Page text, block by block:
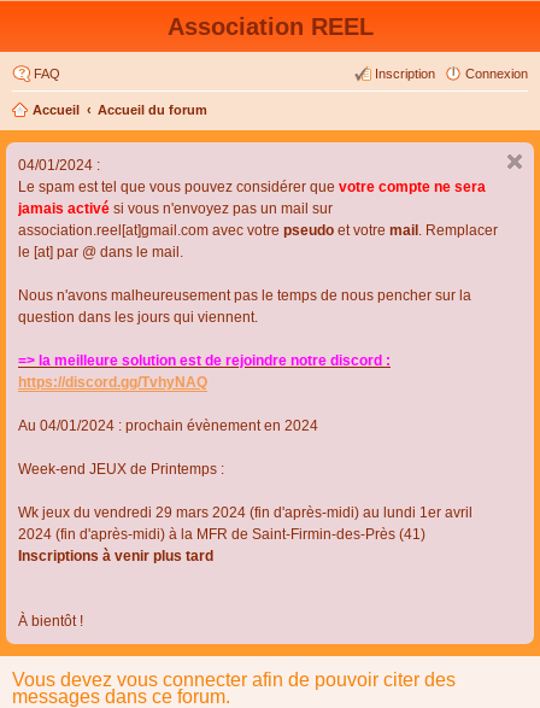
Association REEL
FAQ Connexion
Inscription
Accueil Accueil du forum
04/01/2024 :
Le spam est tel que vous pouvez considérer que votre compte ne sera
jamais activé si vous n'envoyez pas un mail sur
association.reel[at]gmail.com avec votre pseudo et votre mail . Remplacer
le [at] par @ dans le mail.
Nous n'avons malheureusement pas le temps de nous pencher sur la
question dans les jours qui viennent.
=> la meilleure solution est de rejoindre notre discord :
https://discord.gg/TvhyNAQ
Au 04/01/2024 : prochain évènement en 2024
Week-end JEUX de Printemps :
Wk jeux du vendredi 29 mars 2024 (fin d'après-midi) au lundi 1er avril
2024 (fin d'après-midi) à la MFR de Saint-Firmin-des-Près (41)
Inscriptions à venir plus tard
À bientôt !
Vous devez vous connecter afin de pouvoir citer des
messages dans ce forum.